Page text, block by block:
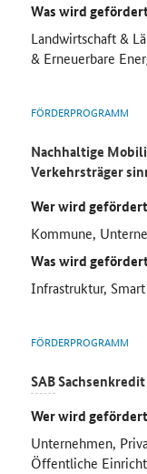
Was wird
Landwirtschaft &
& Erneuerbare
FÖRDERPROGRAMM
Nachhaltige
Verkehrsträger
Wer wird
Kommune,
Was wird
Infrastruktur,
FÖRDERPROGRAMM
SAB
Wer wird
Unternehmen,
Öffentliche